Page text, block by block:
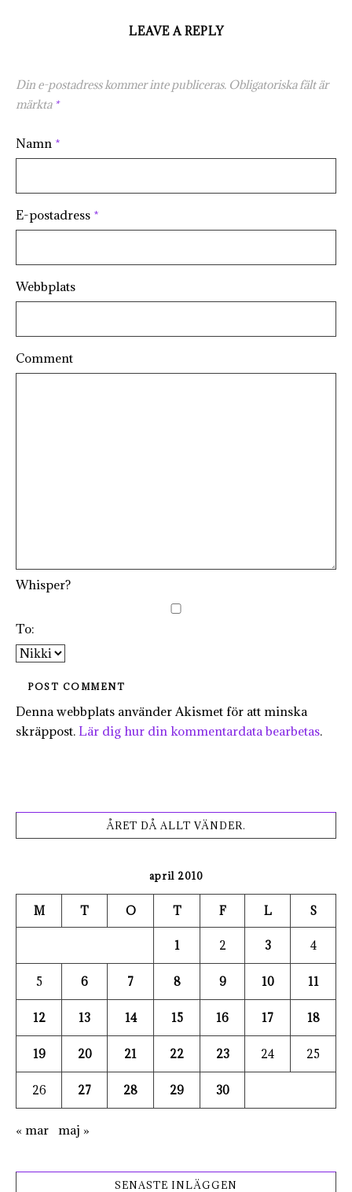
LEAVE A REPLY
Din e-postadress kommer inte publiceras. Obligatoriska fält är
märkta *
Namn *
E-postadress *
Webbplats
Comment
Whisper?
To:
Denna webbplats använder Akismet för att minska
skräppost. Lär dig hur din kommentardata bearbetas.
ÅRET DÅ ALLT VÄNDER.
april 2010
M T O T F L S
1 2 3 4
5 6 7 8 9 10 11
12 13 14 15 16 17 18
19 20 21 22 23 24 25
26 27 28 29 30
« mar maj »
SENASTE INLÄGGEN